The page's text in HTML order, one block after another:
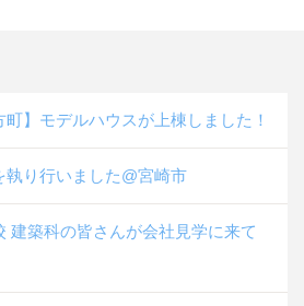
町】モデルハウスが上棟しました！
執り行いました@宮崎市
建築科の皆さんが会社見学に来て